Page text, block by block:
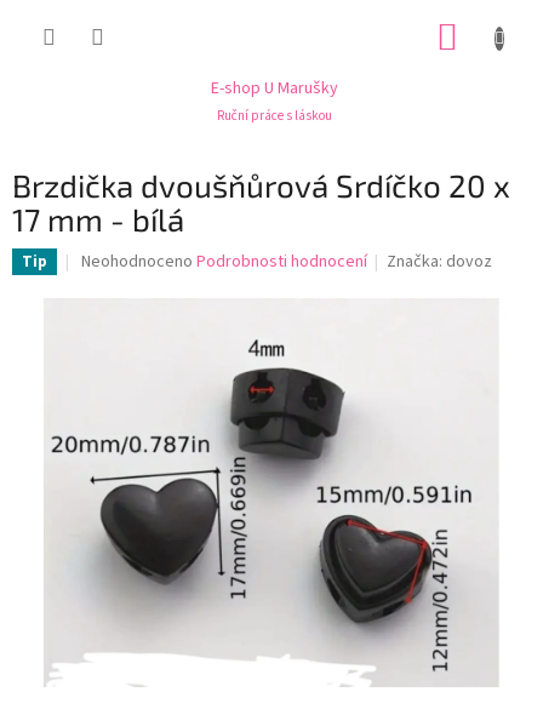
E-shop U Marušky
Ruční práce s láskou
Brzdička dvoušňůrová Srdíčko 20 x
17 mm - bílá
Tip
Průměrné
Neohodnoceno Podrobnosti hodnocení Značka: dovoz